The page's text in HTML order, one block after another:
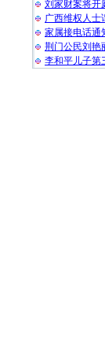
刘家财案将开
广西维权人士
家属接电话通
荆门公民刘艳
李和平儿子第